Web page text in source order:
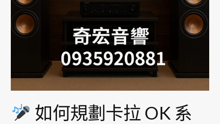
如何規劃卡拉 OK 系
系
統
的